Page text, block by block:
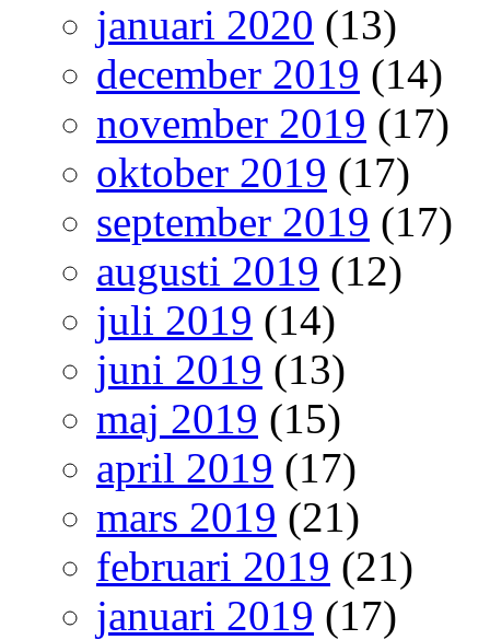
januari 2020 (13)
december 2019 (14)
november 2019 (17)
oktober 2019 (17)
september 2019 (17)
augusti 2019 (12)
juli 2019 (14)
juni 2019 (13)
maj 2019 (15)
april 2019 (17)
mars 2019 (21)
februari 2019 (21)
januari 2019 (17)